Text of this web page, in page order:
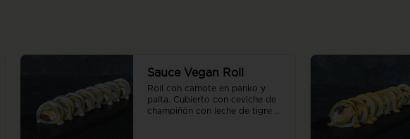
Sauce Vegan Roll
Roll con camote en panko y
palta. Cubierto con ceviche de
champiñón con leche de tigre